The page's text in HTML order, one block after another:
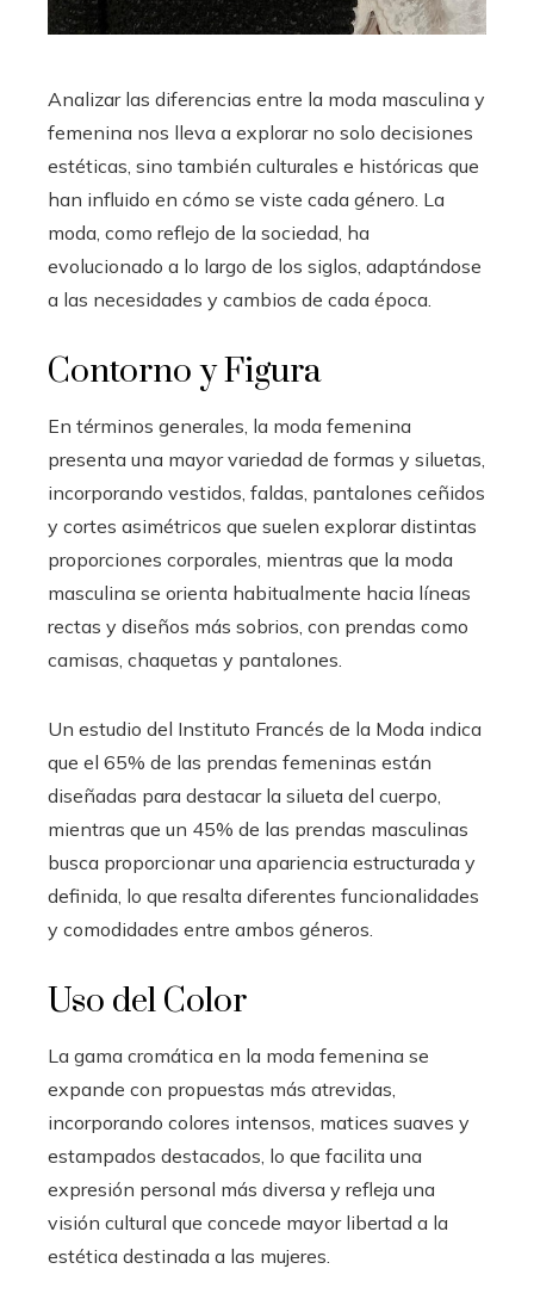
Analizar las diferencias entre la moda masculina y
femenina nos lleva a explorar no solo decisiones
estéticas, sino también culturales e históricas que
han influido en cómo se viste cada género. La
moda, como reflejo de la sociedad, ha
evolucionado a lo largo de los siglos, adaptándose
a las necesidades y cambios de cada época.
Contorno y Figura
En términos generales, la moda femenina
presenta una mayor variedad de formas y siluetas,
incorporando vestidos, faldas, pantalones ceñidos
y cortes asimétricos que suelen explorar distintas
proporciones corporales, mientras que la moda
masculina se orienta habitualmente hacia líneas
rectas y diseños más sobrios, con prendas como
camisas, chaquetas y pantalones.
Un estudio del Instituto Francés de la Moda indica
que el 65% de las prendas femeninas están
diseñadas para destacar la silueta del cuerpo,
mientras que un 45% de las prendas masculinas
busca proporcionar una apariencia estructurada y
definida, lo que resalta diferentes funcionalidades
y comodidades entre ambos géneros.
Uso del Color
La gama cromática en la moda femenina se
expande con propuestas más atrevidas,
incorporando colores intensos, matices suaves y
estampados destacados, lo que facilita una
expresión personal más diversa y refleja una
visión cultural que concede mayor libertad a la
estética destinada a las mujeres.